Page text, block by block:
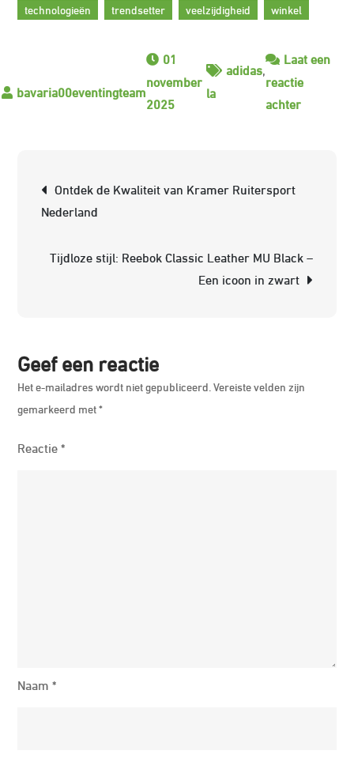
technologieën
trendsetter veelzijdigheid winkel
01
november
2025
adidas,
la
Laat een
reactie
achterop
La
Trainer
Ontdek de Kwaliteit van Kramer Ruitersport
Nederland
Tijdloze stijl: Reebok Classic Leather MU Black –
Een icoon in zwart
Geef een reactie
Het e-mailadres wordt niet gepubliceerd. Vereiste velden zijn
gemarkeerd met*
Reactie*
Naam*